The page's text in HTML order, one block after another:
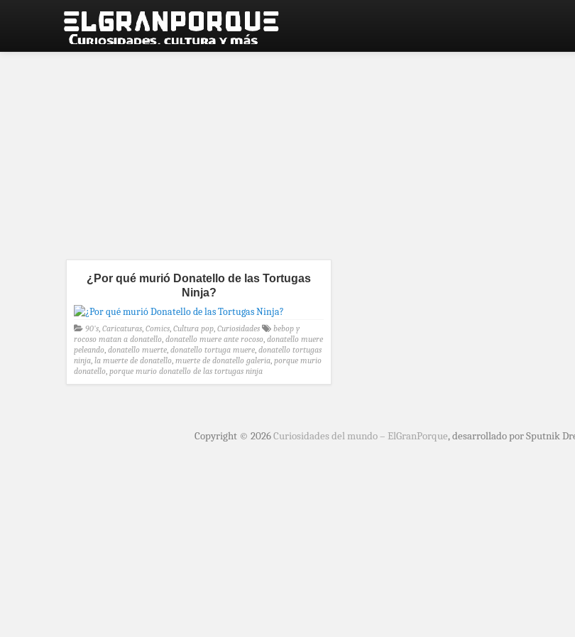
¿Por qué murió Donatello de las Tortugas
Ninja?
90's, Caricaturas, Comics, Cultura pop, Curiosidades
bebop y
rocoso matan a donatello, donatello muere ante rocoso, donatello muere
peleando, donatello muerte, donatello tortuga muere, donatello tortugas
ninja, la muerte de donatello, muerte de donatello galeria, porque murio
donatello, porque murio donatello de las tortugas ninja
Copyright © 2026Curiosidades del mundo – ElGranPorque, desarrollado por Sputnik